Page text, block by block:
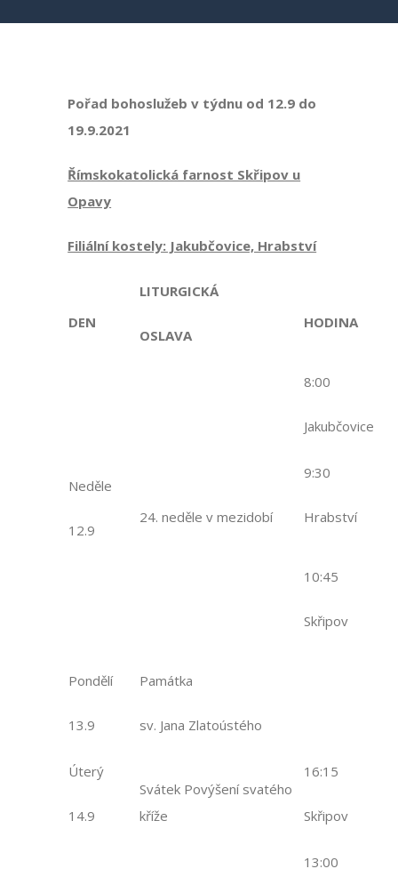
Pořad bohoslužebv týdnu od 12.9 do
19.9.2021
Římskokatolická farnost Skřipov u
Opavy
Filiální kostely: Jakubčovice, Hrabství
DEN
LITURGICKÁ
OSLAVA
HODINA
Neděle
12.9
24. neděle v mezidobí
8:00
Jakubčovice
9:30
Hrabství
10:45
Skřipov
Pondělí
13.9
Památka
sv. Jana Zlatoústého
Úterý
14.9
Svátek Povýšení svatého
kříže
16:15
Skřipov
13:00